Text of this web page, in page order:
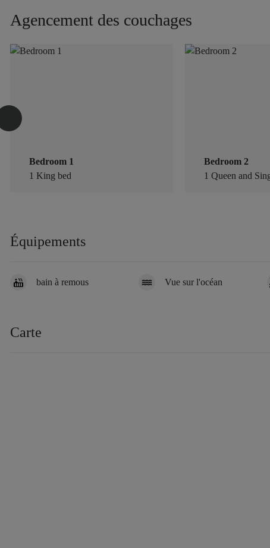
Agencement des couchages
Bedroom 1
1 King bed
Bedroom 2
1 Queen and
Équipements
bain à remous Vue sur l'océan
Carte